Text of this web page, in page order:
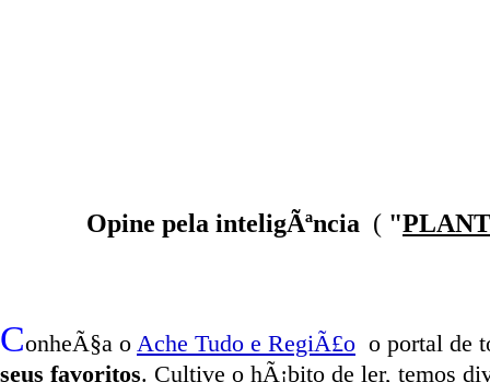
Opine pela inteligÃªncia ( "
ConheÃ§a o Ache Tudo e RegiÃ£o o portal de
seus favoritos. Cultive o hÃ¡bito de ler, temos